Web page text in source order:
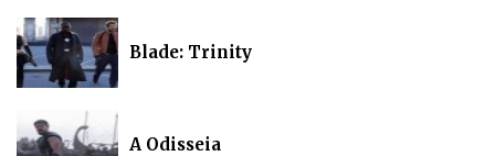
Blade: Trinity
A Odisseia